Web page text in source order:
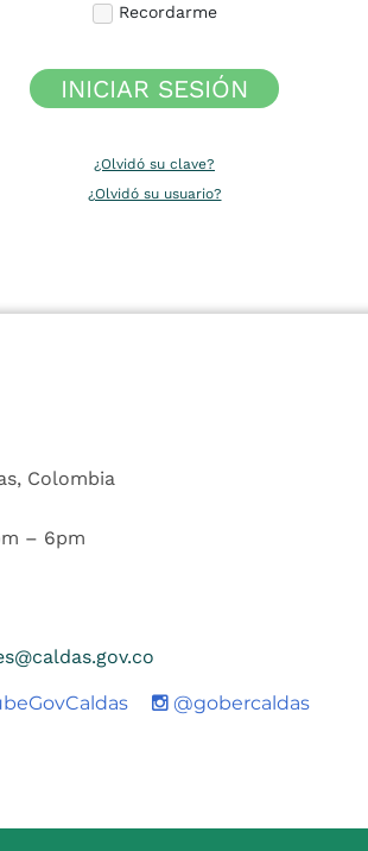
Recordarme
INICIAR SESIÓN
¿Olvidó su clave?
¿Olvidó su usuario?
Colombia
– 6pm
@gobercaldas